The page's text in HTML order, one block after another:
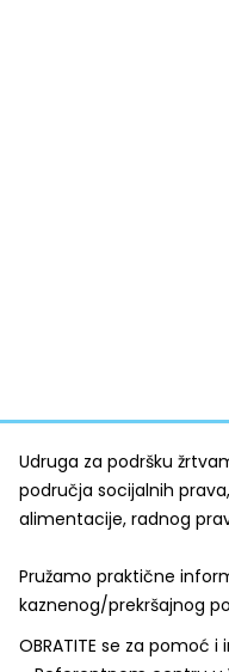
Udruga za podršku
područja socijalnih
alimentacije, radnog
Pružamo praktične
kaznenog/prekršajnog
OBRATITE se za pomoć